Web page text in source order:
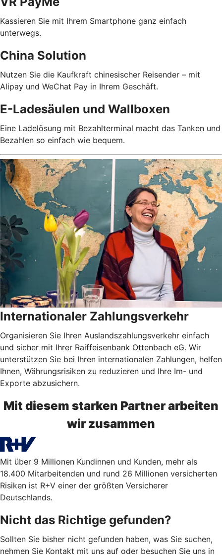
Kassieren Sie mit Ihrem Smartphone ganz einfach
unterwegs.
China Solution
Nutzen Sie die Kaufkraft chinesischer Reisender – mit
Alipay und WeChat Pay in Ihrem Geschäft.
E-Ladesäulen und Wallboxen
Eine Ladelösung mit Bezahlterminal macht das Tanken und
Bezahlen so einfach wie bequem.
Internationaler Zahlungsverkehr
Organisieren Sie Ihren Auslandszahlungsverkehr einfach
und sicher mit Ihrer Raiffeisenbank Ottenbach eG. Wir
unterstützen Sie bei Ihren internationalen Zahlungen, helfen
Ihnen, Währungsrisiken zu reduzieren und Ihre Im- und
Exporte abzusichern.
Mit diesem starken Partner arbeiten
wir zusammen
Mit über 9 Millionen Kundinnen und Kunden, mehr als
18.400 Mitarbeitenden und rund 26 Millionen versicherten
Risiken ist R+V einer der größten Versicherer
Deutschlands.
Nicht das Richtige gefunden?
Sollten Sie bisher nicht gefunden haben, was Sie suchen,
nehmen Sie Kontakt mit uns auf oder besuchen Sie uns in